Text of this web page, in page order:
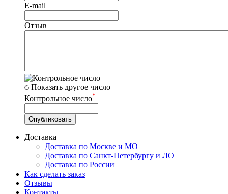
E-mail
Отзыв
Показать другое число
Контрольное число*
Доставка
Доставка по Москве и МО
Доставка по Санкт-Петербургу и ЛО
Доставка по России
Как сделать заказ
Отзывы